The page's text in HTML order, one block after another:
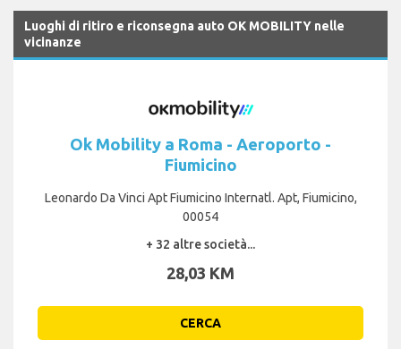
Luoghi di ritiro e riconsegna auto OK MOBILITY nelle
vicinanze
Ok Mobility a Roma - Aeroporto -
Fiumicino
Leonardo Da Vinci Apt Fiumicino Internatl. Apt, Fiumicino,
00054
+ 32 altre società...
28,03 KM
CERCA